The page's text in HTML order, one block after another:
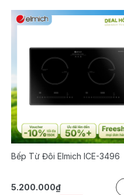
Bếp Từ Đôi Elmich ICE-3496
5.200.000₫